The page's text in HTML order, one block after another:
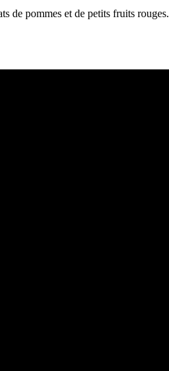
de pommes et de petits fruits rouges.